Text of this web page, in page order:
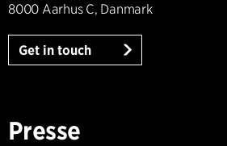
8000 Aarhus C, Danmark
Get in touch
Presse